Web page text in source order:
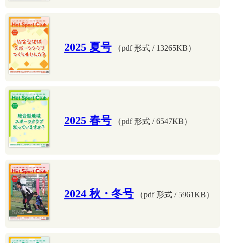
2025 夏号 （pdf 形式 / 13265KB）
2025 春号 （pdf 形式 / 6547KB）
2024 秋・冬号 （pdf 形式 / 5961KB）